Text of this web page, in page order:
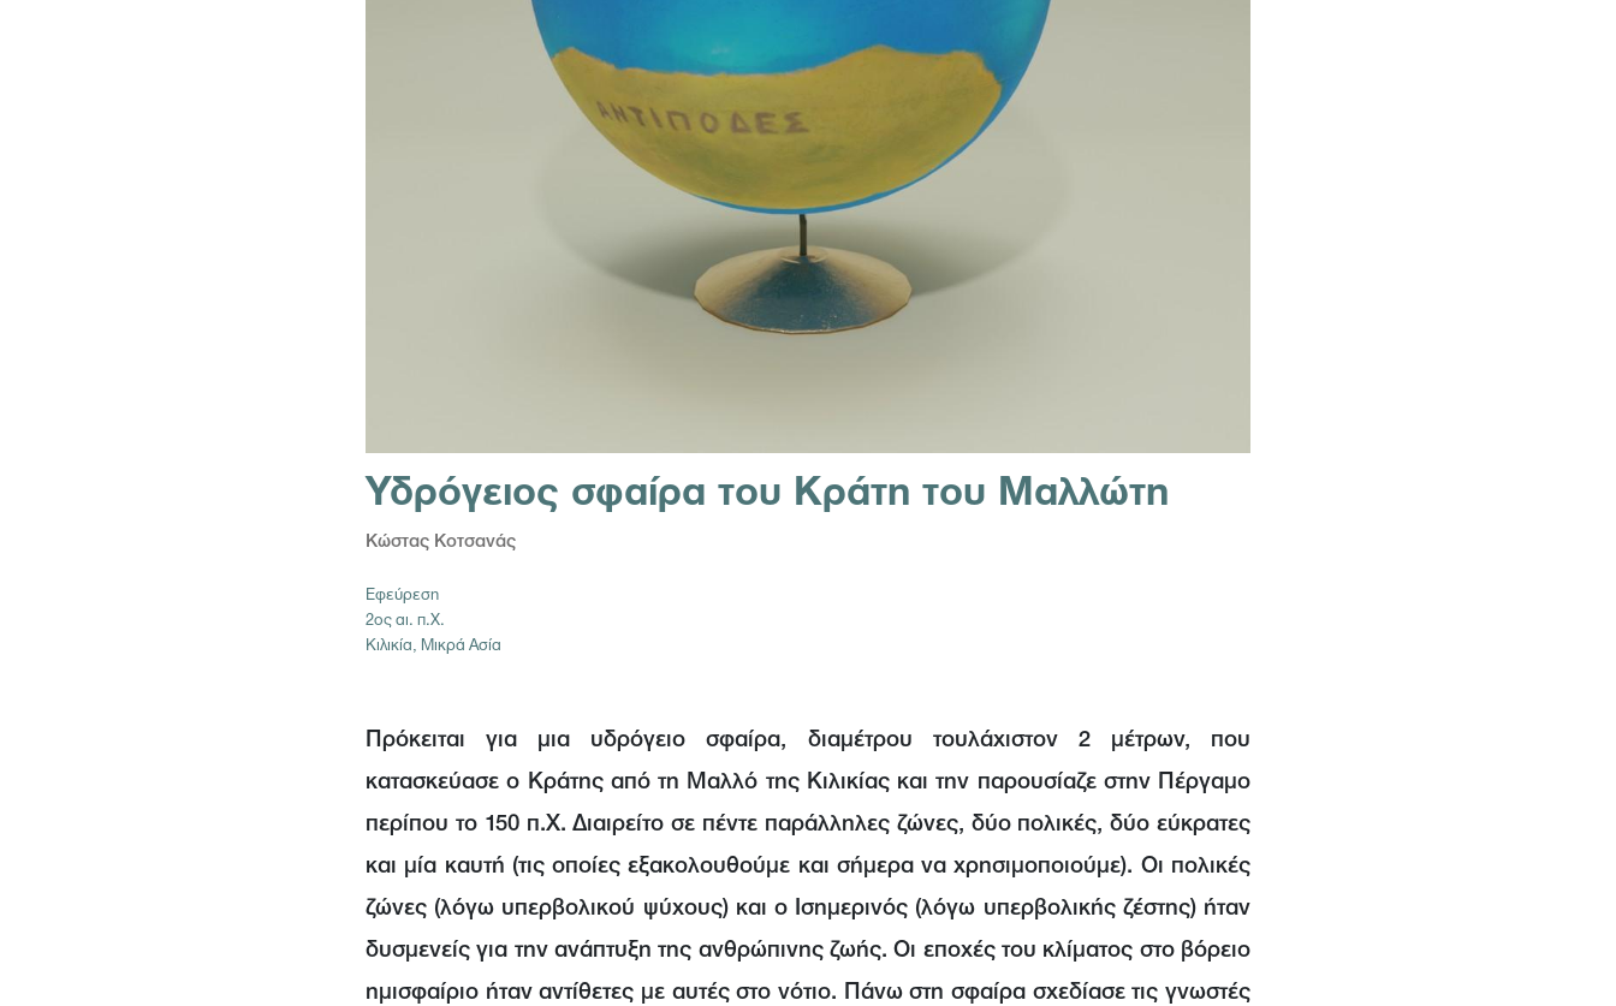
Υδρόγειος σφαίρα του Κράτη του Μαλλώτη
Κώστας Κοτσανάς
Εφεύρεση
2ος αι. π.Χ.
Κιλικία, Μικρά Ασία
Πρόκειται για μια υδρόγειο σφαίρα, διαμέτρου τουλάχιστον 2 μέτρων, που
κατασκεύασε ο Κράτης από τη Μαλλό της Κιλικίας και την παρουσίαζε στην Πέργαμο
περίπου το 150 π.Χ. Διαιρείτο σε πέντε παράλληλες ζώνες, δύο πολικές, δύο εύκρατες
και μία καυτή (τις οποίες εξακολουθούμε και σήμερα να χρησιμοποιούμε). Οι πολικές
ζώνες (λόγω υπερβολικού ψύχους) και ο Ισημερινός (λόγω υπερβολικής ζέστης) ήταν
δυσμενείς για την ανάπτυξη της ανθρώπινης ζωής. Οι εποχές του κλίματος στο βόρειο
ημισφαίριο ήταν αντίθετες με αυτές στο νότιο. Πάνω στη σφαίρα σχεδίασε τις γνωστές